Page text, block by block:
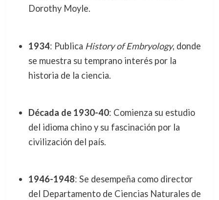
Dorothy Moyle.
1934: Publica History of Embryology, donde
se muestra su temprano interés por la
historia de la ciencia.
Década de 1930-40: Comienza su estudio
del idioma chino y su fascinación por la
civilización del país.
1946-1948: Se desempeña como director
del Departamento de Ciencias Naturales de